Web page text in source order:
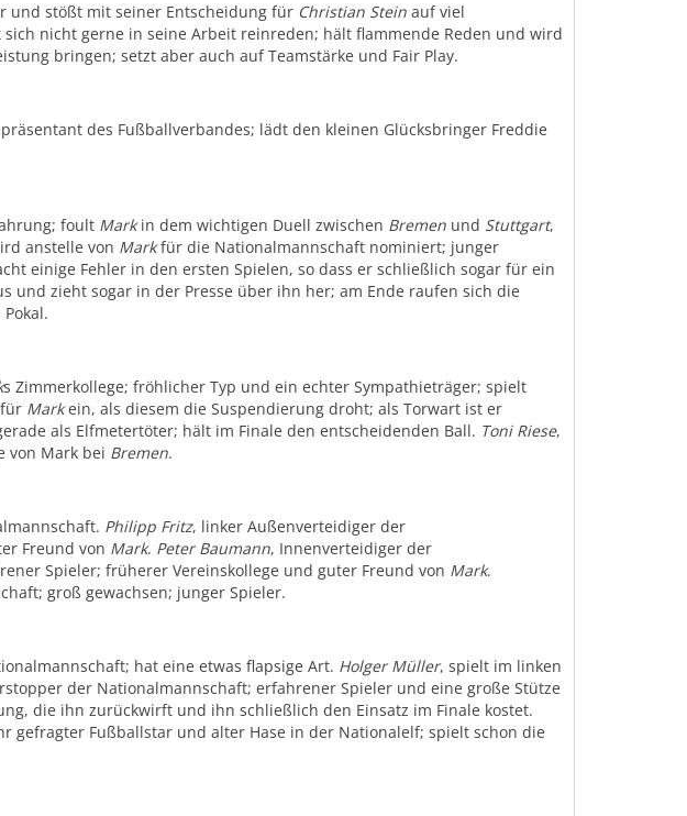
und stößt mit seiner Entscheidung für Christian Steinauf viel
nicht gerne in seine Arbeit reinreden; hält flammende Reden und wird
bringen; setzt aber auch auf Teamstärke und Fair Play.
des Fußballverbandes; lädt den kleinen Glücksbringer Freddie
foult Markin dem wichtigen Duell zwischen Bremenund Stuttgart,
anstelle von Markfür die Nationalmannschaft nominiert; junger
einige Fehler in den ersten Spielen, so dass er schließlich sogar für ein
und zieht sogar in der Presse über ihn her; am Ende raufen sich die
s Zimmerkollege; fröhlicher Typ und ein echter Sympathieträger; spielt
Markein, als diesem die Suspendierung droht; als Torwart ist er
als Elfmetertöter; hält im Finale den entscheidenden Ball. Toni Riese,
von Mark bei Bremen.
Philipp Fritz, linker Außenverteidiger der
Freund von Mark. Peter Baumann, Innenverteidiger der
Spieler; früherer Vereinskollege und guter Freund von Mark.
groß gewachsen; junger Spieler.
hat eine etwas flapsige Art. Holger Müller, spielt im linken
der Nationalmannschaft; erfahrener Spieler und eine große Stütze
die ihn zurückwirft und ihn schließlich den Einsatz im Finale kostet.
gefragter Fußballstar und alter Hase in der Nationalelf; spielt schon die